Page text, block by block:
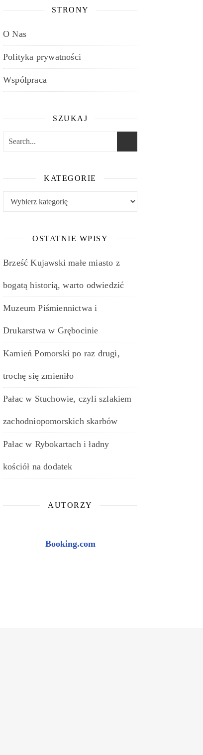
STRONY
O Nas
Polityka prywatności
Wspólpraca
SZUKAJ
KATEGORIE
OSTATNIE WPISY
Brześć Kujawski małe miasto z
bogatą historią, warto odwiedzić
Muzeum Piśmiennictwa i
Drukarstwa w Grębocinie
Kamień Pomorski po raz drugi,
trochę się zmieniło
Pałac w Stuchowie, czyli szlakiem
zachodniopomorskich skarbów
Pałac w Rybokartach i ładny
kościół na dodatek
AUTORZY
Booking.com